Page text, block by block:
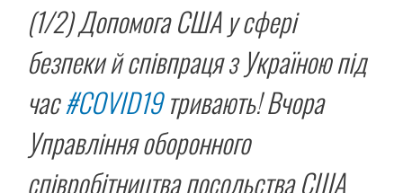
(1/2) Допомога США у сфері
безпеки й співпраця з Україною під
час#COVID19тривають! Вчора
Управління оборонного
співробітництва посольства США